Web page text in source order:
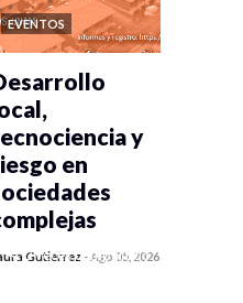
EVENTOS
0 veces compartido
y
en
Gutiérrez -Ago 05, 2026